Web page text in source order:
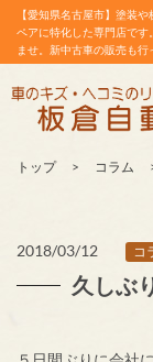
【愛知県名古屋市】塗装
ペアに特化した専門店で
ませ。新中古車の販売も
トップ コラム
2018/03/12 コ
久しぶ